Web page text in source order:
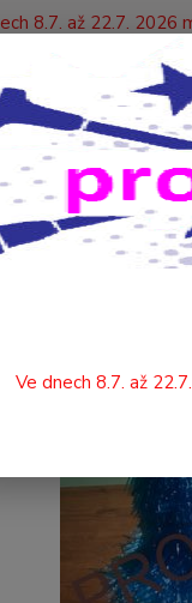
8.7. až 22.7.
POMPONY
POMPON
Ve dnech 8.7. až